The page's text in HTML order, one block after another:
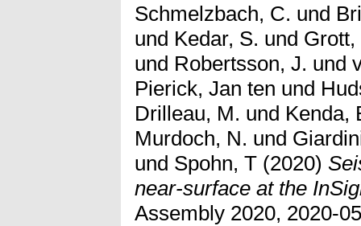
Schmelzbach, C. und
und Kedar, S. und
und Robertsson, J. und
Pierick, Jan ten und
Drilleau, M. und Kenda,
Murdoch, N. und
und Spohn, T (2020)
near-surface at the
Assembly 2020, 2020-